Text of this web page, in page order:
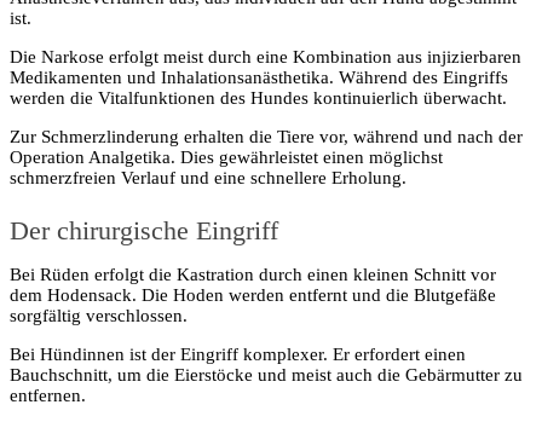
ist.
Die Narkose erfolgt meist durch eine Kombination aus injizierbaren
Medikamenten und Inhalationsanästhetika. Während des Eingriffs
werden die Vitalfunktionen des Hundes kontinuierlich überwacht.
Zur Schmerzlinderung erhalten die Tiere vor, während und nach der
Operation Analgetika. Dies gewährleistet einen möglichst
schmerzfreien Verlauf und eine schnellere Erholung.
Der chirurgische Eingriff
Bei Rüden erfolgt die Kastration durch einen kleinen Schnitt vor
dem Hodensack. Die Hoden werden entfernt und die Blutgefäße
sorgfältig verschlossen.
Bei Hündinnen ist der Eingriff komplexer. Er erfordert einen
Bauchschnitt, um die Eierstöcke und meist auch die Gebärmutter zu
entfernen.